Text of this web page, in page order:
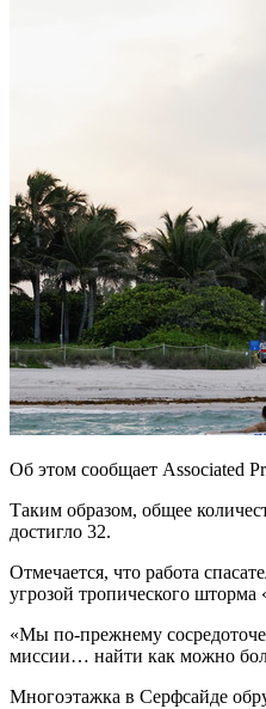
Об этом сообщает Associated
Таким образом, общее
достигло 32.
Отмечается, что работа
угрозой тропического шторма
«Мы по-прежнему
миссии… найти как можно
Многоэтажка в Серфсайде